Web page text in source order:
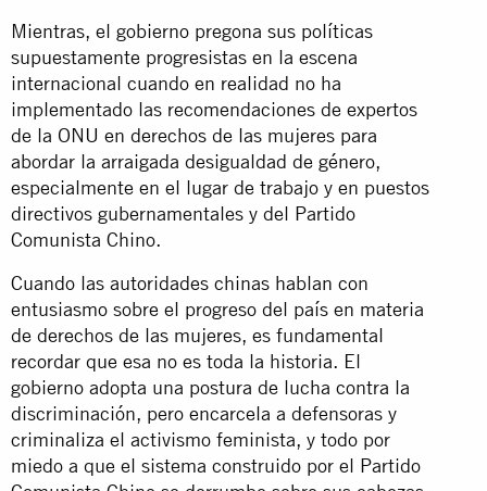
Mientras, el gobierno pregona sus políticas
supuestamente progresistas en la escena
internacional cuando en realidad no ha
implementado las recomendaciones de expertos
de la ONU en derechos de las mujeres para
abordar la arraigada desigualdad de género,
especialmente en el lugar de trabajo y en puestos
directivos gubernamentales y del Partido
Comunista Chino.
Cuando las autoridades chinas hablan con
entusiasmo sobre el progreso del país en materia
de derechos de las mujeres, es fundamental
recordar que esa no es toda la historia. El
gobierno adopta una postura de lucha contra la
discriminación, pero encarcela a defensoras y
criminaliza el activismo feminista, y todo por
miedo a que el sistema construido por el Partido